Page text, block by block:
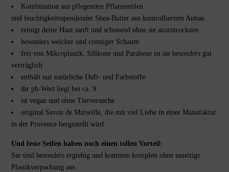
Kombination aus pflegenden Pflanzenölen
und feuchtigkeitsspendender Shea-Butter aus kontrolliertem Anbau
reinigt deine Haut sanft und schonend ohne sie auszutrocknen
besonders weicher und cremiger Schaum
frei von Mikroplastik, Silikone und Parabene ist sie besonders gut
verträglich
enthält nur natürliche Duft- und Farbstoffe
ihr ph-Wert liegt bei ca. 9
ist vegan und ohne Tierversuche
original Savon de Marseille, die mit viel Liebe in einer Manufaktur
in der Provence hergestellt wird
Und feste Seifen haben noch einen tollen Vorteil:
Sie sind besonders ergiebig und kommen komplett ohne unnötige
Plastikverpackung aus.